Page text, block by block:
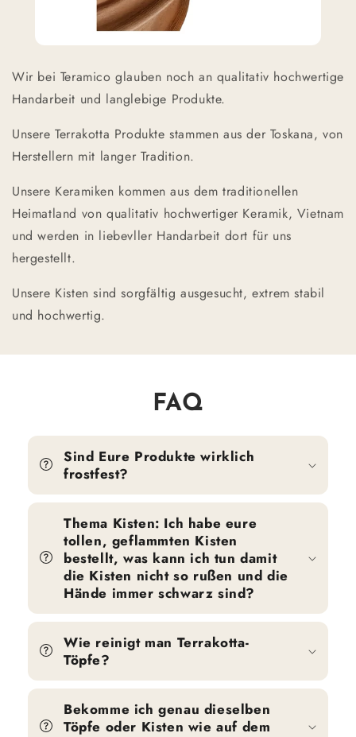
Wir bei Teramico glauben noch an qualitativ hochwertige
Handarbeit und langlebige Produkte.
Unsere Terrakotta Produkte stammen aus der Toskana, von
Herstellern mit langer Tradition.
Unsere Keramiken kommen aus dem traditionellen
Heimatland von qualitativ hochwertiger Keramik, Vietnam
und werden in liebevller Handarbeit dort für uns
hergestellt.
Unsere Kisten sind sorgfältig ausgesucht, extrem stabil
und hochwertig.
FAQ
Sind Eure Produkte wirklich
frostfest?
Thema Kisten: Ich habe eure
tollen, geflammten Kisten
bestellt, was kann ich tun damit
die Kisten nicht so rußen und die
Hände immer schwarz sind?
Wie reinigt man Terrakotta-
Töpfe?
Bekomme ich genau dieselben
Töpfe oder Kisten wie auf dem